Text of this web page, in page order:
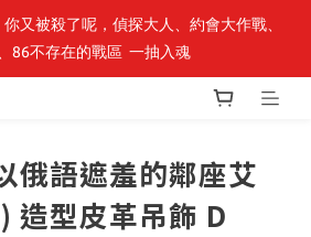
「全知讀者視角」 周邊商品
你又被殺了呢，偵探大人、約會大作戰、
86不存在的戰區  一抽入魂
俄語遮羞的鄰座艾
造型皮革吊飾 D